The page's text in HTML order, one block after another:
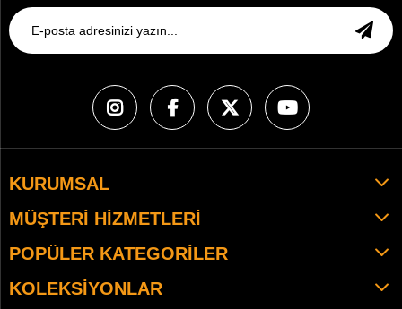
KURUMSAL
MÜŞTERI HIZMETLERI
POPÜLER KATEGORILER
KOLEKSIYONLAR